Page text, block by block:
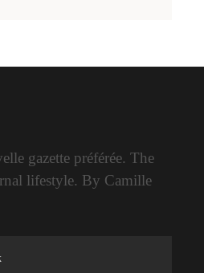
gazette préférée. The
lifestyle. By Camille